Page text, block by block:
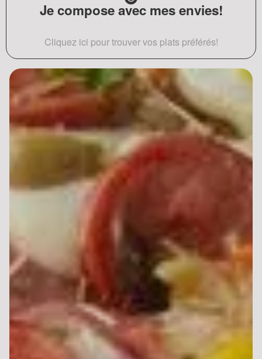
Je compose avec mes envies!
Cliquez ici pour trouver vos plats préférés!